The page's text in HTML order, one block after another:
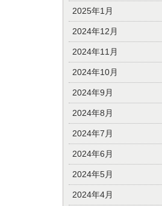
2025年1月
2024年12月
2024年11月
2024年10月
2024年9月
2024年8月
2024年7月
2024年6月
2024年5月
2024年4月